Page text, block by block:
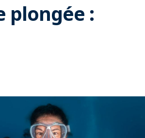
plongée :